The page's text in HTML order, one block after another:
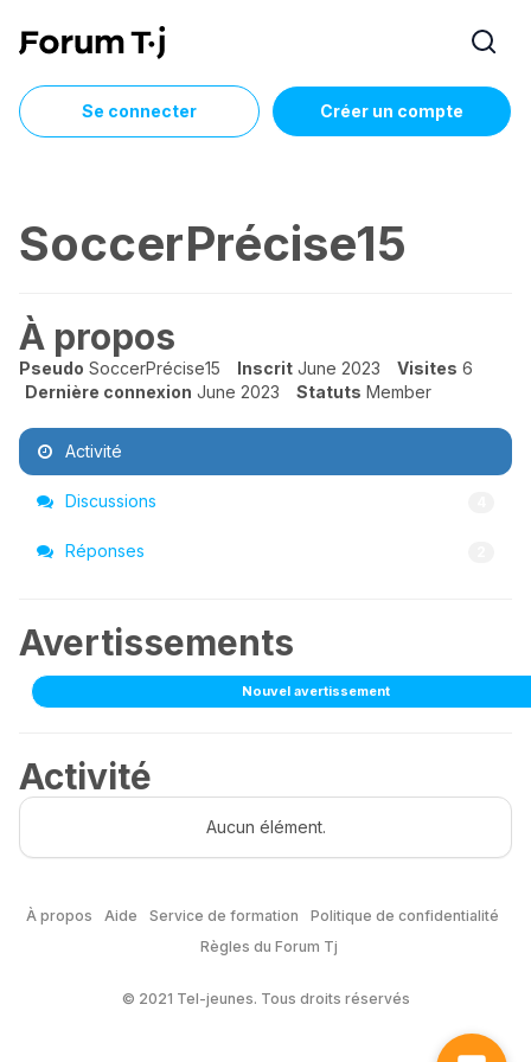
Se connecter Créer un compte
SoccerPrécise15
À propos
Pseudo SoccerPrécise15 Inscrit June 2023 Visites 6
Dernière connexion June 2023 Statuts Member
Activité
Discussions
Réponses
Avertissements
Nouvel avertissement
Activité
Aucun élément.
À propos Aide Service de formation
Politique de confidentialité
Règles du Forum Tj
© 2021 Tel-jeunes. Tous droits réservés